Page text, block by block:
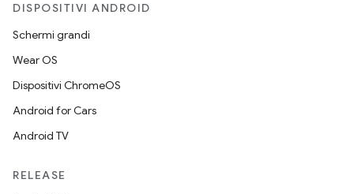
DISPOSITIVI ANDROID
Schermi grandi
Wear OS
Dispositivi ChromeOS
Android for Cars
Android TV
RELEASE